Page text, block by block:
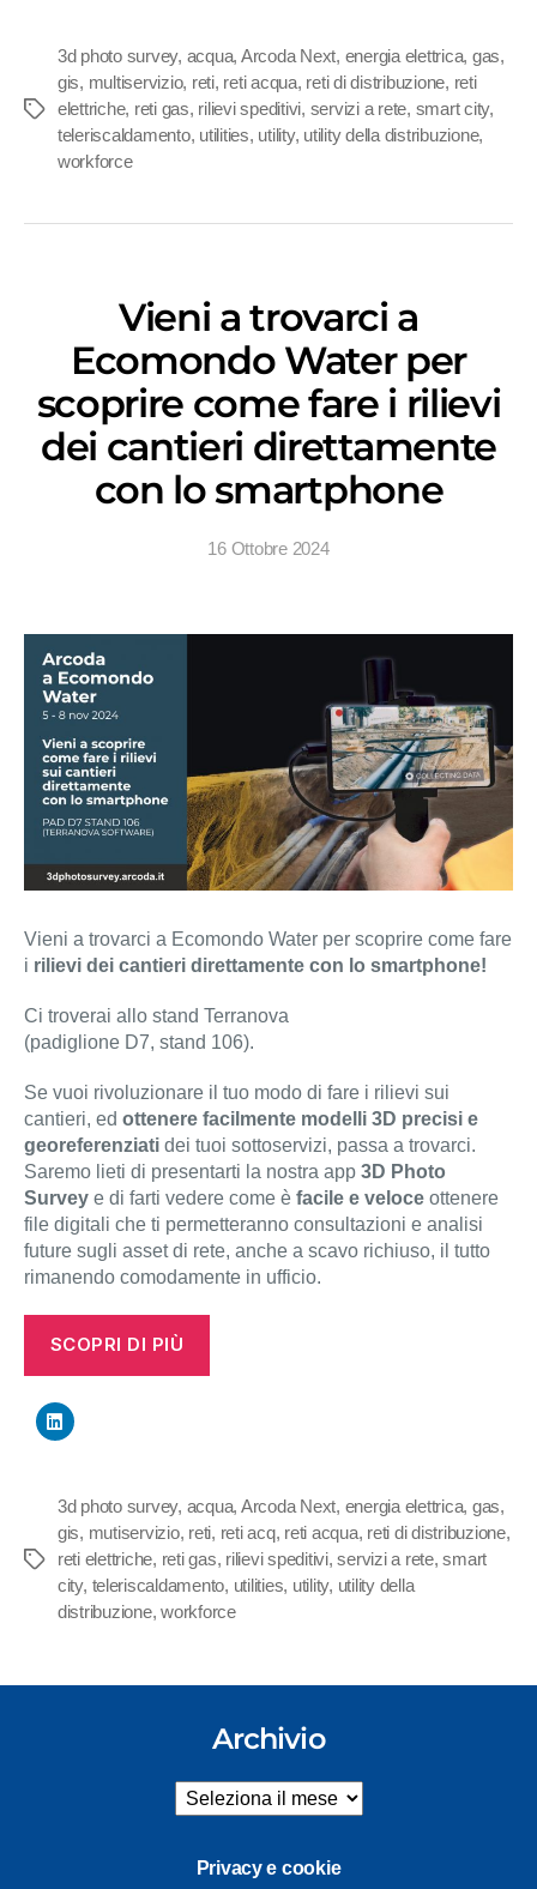
Tag
3d photo survey, acqua, Arcoda Next, energia elettrica, gas,
gis, multiservizio, reti, reti acqua, reti di distribuzione, reti
elettriche, reti gas, rilievi speditivi, servizi a rete, smart city,
teleriscaldamento, utilities, utility, utility della distribuzione,
workforce
Vieni a trovarci a
Ecomondo Water per
scoprire come fare i rilievi
dei cantieri direttamente
con lo smartphone
16 Ottobre 2024
Vieni a trovarci a Ecomondo Water per scoprire come fare
i rilievi dei cantieri direttamente con lo smartphone!
Ci troverai allo stand Terranova
(padiglione D7, stand 106).
Se vuoi rivoluzionare il tuo modo di fare i rilievi sui
cantieri, ed ottenere facilmente modelli 3D precisi e
georeferenziati dei tuoi sottoservizi, passa a trovarci.
Saremo lieti di presentarti la nostra app 3D Photo
Survey e di farti vedere come è facile e veloce ottenere
file digitali che ti permetteranno consultazioni e analisi
future sugli asset di rete, anche a scavo richiuso, il tutto
rimanendo comodamente in ufficio.
SCOPRI DI PIÙ
Tag
3d photo survey, acqua, Arcoda Next, energia elettrica, gas,
gis, mutiservizio, reti, reti acq, reti acqua, reti di distribuzione,
reti elettriche, reti gas, rilievi speditivi,servizi a rete,smart
city, teleriscaldamento, utilities, utility, utility della
distribuzione,workforce
Archivio
Privacy e cookie